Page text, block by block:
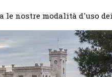
Il mio impegno
le nostre modalità d'uso